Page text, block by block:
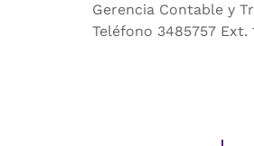
Gerencia Contable y
Teléfono 3485757 Ext.